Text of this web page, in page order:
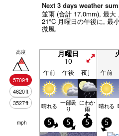
Next 3 days weather
並雨 (合計 17.0mm), 最
21°C 月曜日の午後に, 最
微風.
高度
5709ft
4620ft
3527ft
月曜日
10
午前 午後 夜］ 午前
晴れる 一部曇
り
にわか
雨 晴れる
mph 5 5 5 5